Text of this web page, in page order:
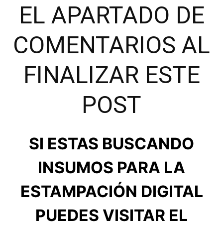
EL APARTADO DE
COMENTARIOS AL
FINALIZAR ESTE
POST
SI ESTAS BUSCANDO
INSUMOS PARA LA
ESTAMPACIÓN DIGITAL
PUEDES VISITAR EL